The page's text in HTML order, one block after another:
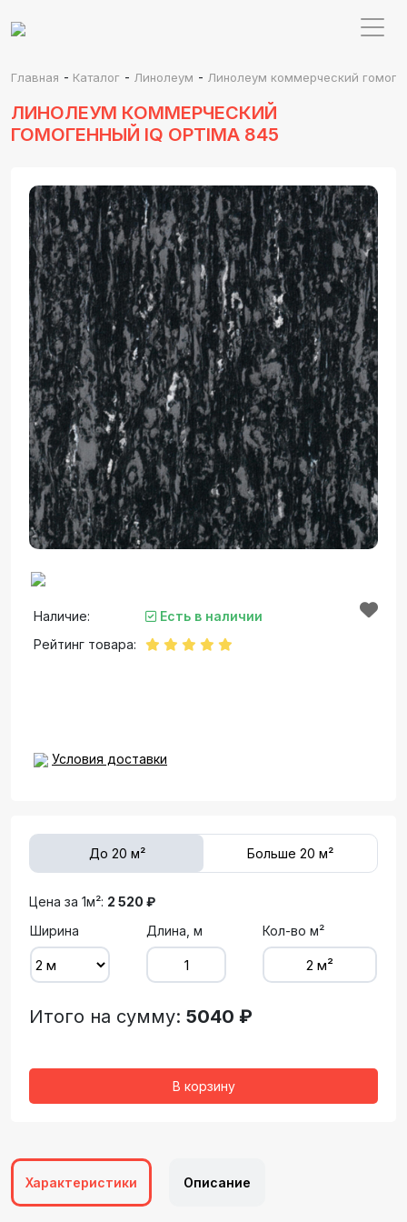
Главная - Каталог - Линолеум - Линолеум коммерческий
ЛИНОЛЕУМ КОММЕРЧЕСКИЙ
ГОМОГЕННЫЙ IQ OPTIMA 845
Наличие:
Есть в наличии
Рейтинг товара:
Условия доставки
До 20 м² Больше 20 м²
Цена за 1м²: 2 520 ₽
Ширина
Длина, м Кол-во м²
Итого на сумму: 5040 ₽
В корзину
Характеристики Описание